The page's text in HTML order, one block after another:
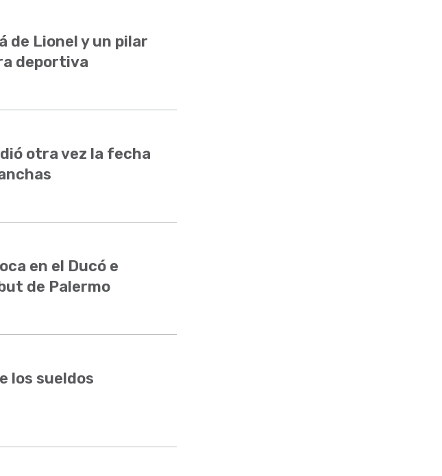
de Lionel y un pilar
deportiva
otra vez la fecha
en el Ducó e
de Palermo
los sueldos